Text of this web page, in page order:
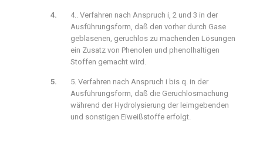
4.. Verfahren nach Anspruch i, 2 und 3 in der
Ausführungsform, daß den vorher durch Gase
geblasenen, geruchlos zu machenden Lösungen
ein Zusatz von Phenolen und phenolhaltigen
Stoffen gemacht wird.
5. Verfahren nach Anspruch i bis q. in der
Ausführungsform, daß die Geruchlosmachung
während der Hydrolysierung der leimgebenden
und sonstigen Eiweißstoffe erfolgt.